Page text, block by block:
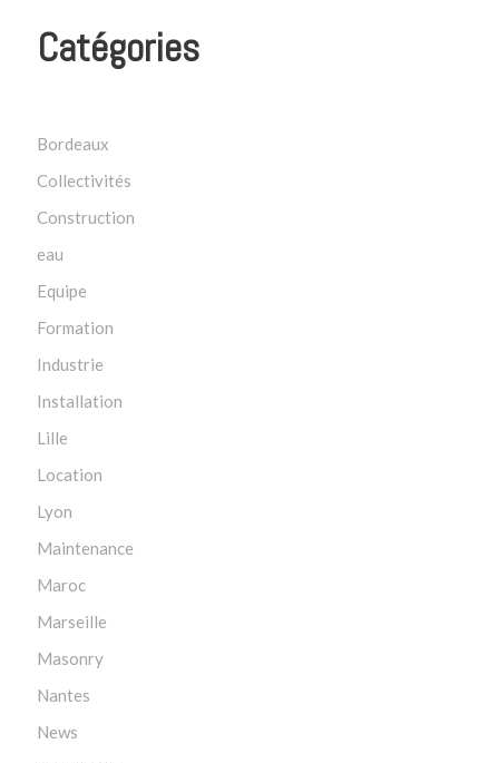
Catégories
Bordeaux
Collectivités
Construction
eau
Equipe
Formation
Industrie
Installation
Lille
Location
Lyon
Maintenance
Maroc
Marseille
Masonry
Nantes
News